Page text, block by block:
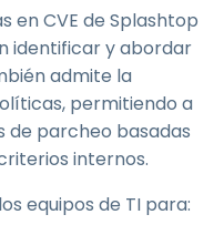
en CVE de Splashtop
identificar y abordar
admite la
permitiendo a
de parcheo basadas
internos.
equipos de TI para: